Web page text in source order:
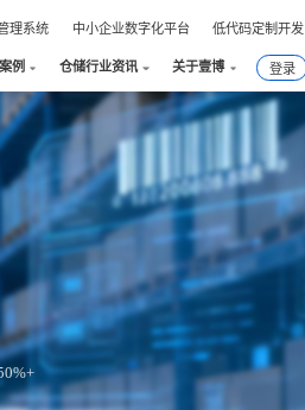
理系统 中小企业数字化平台 低代码定制开发
例 仓储行业资讯 关于壹博 登录